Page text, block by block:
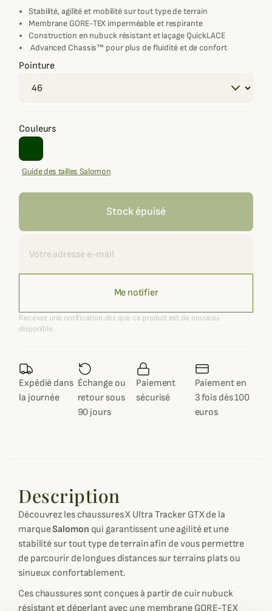
Stabilité, agilité et mobilité sur tout type de terrain
Membrane GORE-TEX imperméable et respirante
Construction en nubuck résistant et laçage QuickLACE
Advanced Chassis™ pour plus de fluidité et de confort
Pointure
Couleurs
Guide des tailles Salomon
Stock épuisé
Me notifier
Recevez une notification dès que ce produit est de nouveau
disponible.
Expédié dans
la journée
Échange ou
retour sous
90 jours
Paiement
sécurisé
Paiement en
3 fois dès 100
euros
Description
Découvrez les chaussures X Ultra Tracker GTX de la
marqueSalomon qui garantissent une agilité et une
stabilité sur tout type de terrain afin de vous permettre
de parcourir de longues distances sur terrains plats ou
sinueux confortablement.
Ces chaussures sont conçues à partir de cuir nubuck
résistant et déperlant avec une membrane GORE-TEX